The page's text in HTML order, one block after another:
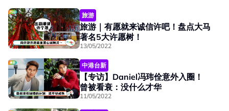
旅游
旅游｜有愿就来诚信许吧！盘点大马
著名5大许愿树！
13/05/2022
中港台新
【专访】Daniel冯玮佺意外入圈！
曾被看衰：没什么才华
11/05/2022